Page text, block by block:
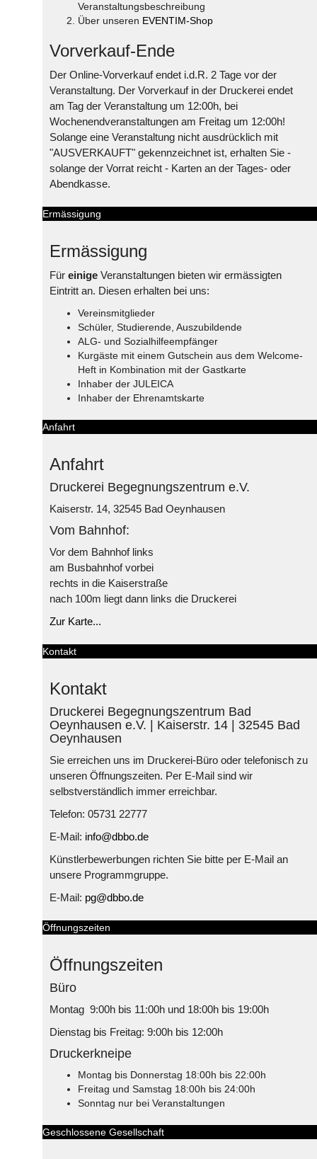
Veranstaltungsbeschreibung
Über unseren EVENTIM-Shop
Vorverkauf-Ende
Der Online-Vorverkauf endet i.d.R. 2 Tage vor der
Veranstaltung. Der Vorverkauf in der Druckerei endet
am Tag der Veranstaltung um 12:00h, bei
Wochenendveranstaltungen am Freitag um 12:00h!
Solange eine Veranstaltung nicht ausdrücklich mit
"AUSVERKAUFT" gekennzeichnet ist, erhalten Sie -
solange der Vorrat reicht - Karten an der Tages- oder
Abendkasse.
Ermässigung
Ermässigung
Für einige Veranstaltungen bieten wir ermässigten
Eintritt an. Diesen erhalten bei uns:
Vereinsmitglieder
Schüler, Studierende, Auszubildende
ALG- und Sozialhilfeempfänger
Kurgäste mit einem Gutschein aus dem Welcome-
Heft in Kombination mit der Gastkarte
Inhaber der JULEICA
Inhaber der Ehrenamtskarte
Anfahrt
Anfahrt
Druckerei Begegnungszentrum e.V.
Kaiserstr. 14, 32545 Bad Oeynhausen
Vom Bahnhof:
Vor dem Bahnhof links
am Busbahnhof vorbei
rechts in die Kaiserstraße
nach 100m liegt dann links die Druckerei
Zur Karte...
Kontakt
Kontakt
Druckerei Begegnungszentrum Bad
Oeynhausen e.V. | Kaiserstr. 14 | 32545 Bad
Oeynhausen
Sie erreichen uns im Druckerei-Büro oder telefonisch zu
unseren Öffnungszeiten. Per E-Mail sind wir
selbstverständlich immer erreichbar.
Telefon: 05731 22777
E-Mail: info@dbbo.de
Künstlerbewerbungen richten Sie bitte per E-Mail an
unsere Programmgruppe.
E-Mail: pg@dbbo.de
Öffnungszeiten
Öffnungszeiten
Büro
Montag 9:00h bis 11:00h und 18:00h bis 19:00h
Dienstag bis Freitag: 9:00h bis 12:00h
Druckerkneipe
Montag bis Donnerstag 18:00h bis 22:00h
Freitag und Samstag 18:00h bis 24:00h
Sonntag nur bei Veranstaltungen
Geschlossene Gesellschaft